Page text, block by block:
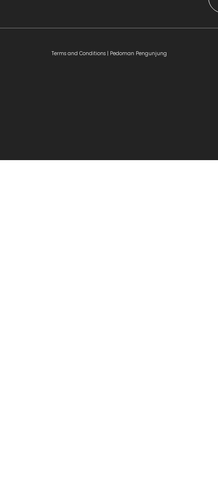
Terms and Conditions | Pedoman Pengunjung